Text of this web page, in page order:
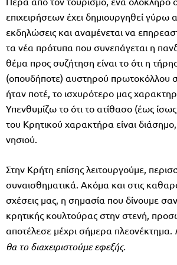
επιχειρήσεων έχει δημιουργηθεί γύρω
εκδηλώσεις και αναμένεται να
τα νέα πρότυπα που συνεπάγεται η
θέμα προς συζήτηση είναι το ότι η
(οπουδήποτε) αυστηρού πρωτοκόλλου
ήταν ποτέ, το ισχυρότερο μας
Υπενθυμίζω το ότι το ατίθασο (έως
του Κρητικού χαρακτήρα είναι
νησιού.
Στην Κρήτη επίσης λειτουργούμε,
συναισθηματικά. Ακόμα και στις
σχέσεις μας, η σημασία που δίνουμε
κρητικής κουλτούρας στην στενή,
αποτέλεσε μέχρι σήμερα πλεονέκτημα.
θα το διαχειριστούμε εφεξής.